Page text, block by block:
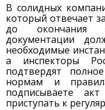
В солидных
который отвечает
до окончания
документации
необходимые
а инспекторы
подтвердят
нормам и
подписываете
приступать к